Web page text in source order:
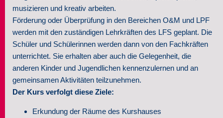
musizieren und kreativ arbeiten.
Förderung oder Überprüfung in den Bereichen O&M und LPF
werden mit den zuständigen Lehrkräften des LFS geplant. Die
Schüler und Schülerinnen werden dann von den Fachkräften
unterrichtet. Sie erhalten aber auch die Gelegenheit, die
anderen Kinder und Jugendlichen kennenzulernen und an
gemeinsamen Aktivitäten teilzunehmen.
Der Kurs verfolgt diese Ziele:
Erkundung der Räume des Kurshauses